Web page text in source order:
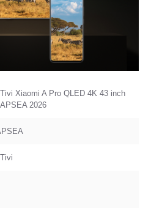
Xiaomi A Pro QLED 4K 43 inch
2026